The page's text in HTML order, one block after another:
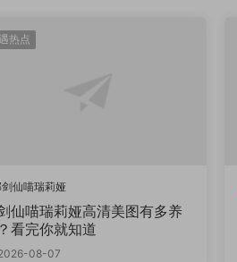
热点
仙喵瑞莉娅
仙喵瑞莉娅高清美图有多养
看完你就知道
08-07